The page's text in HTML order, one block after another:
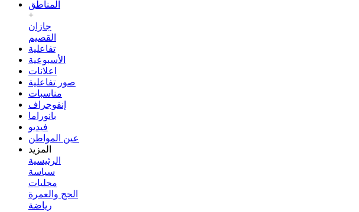
المناطق
+
جازان
القصيم
تفاعلية
الأسبوعية
اعلانات
صور تفاعلية
مناسبات
إنفوجراف
بانوراما
فيديو
عين المواطن
المزيد
الرئيسية
سياسة
محليات
الحج والعمرة
رياضة